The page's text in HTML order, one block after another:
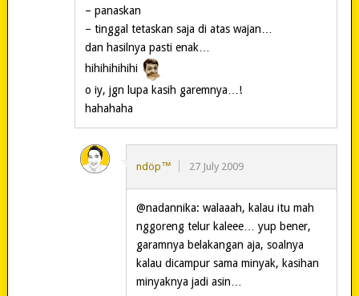
– panaskan
– tinggal tetaskan saja di atas wajan…
dan hasilnya pasti enak…
hihihihihihi
o iy, jgn lupa kasih garemnya…!
hahahaha
ndöp™ 27 July 2009
@nadannika: walaaah, kalau itu mah
nggoreng telur kaleee… yup bener,
garamnya belakangan aja, soalnya
kalau dicampur sama minyak, kasihan
minyaknya jadi asin…